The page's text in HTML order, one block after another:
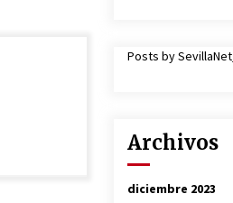
Posts by SevillaNet_
Archivos
diciembre 2023